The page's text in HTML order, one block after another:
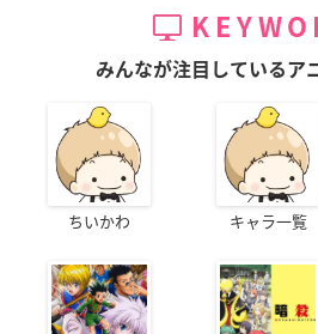
みんなが注目しているア
ちいかわ キャラ一覧